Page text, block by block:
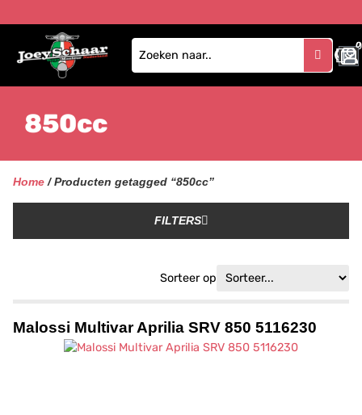
0
0
850cc
Home / Producten getagged “850cc”
FILTERS
Sorteer op
Malossi Multivar Aprilia SRV 850 5116230